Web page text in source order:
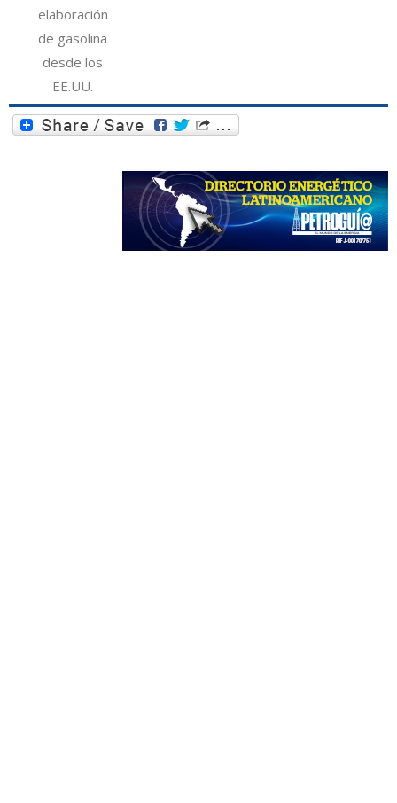
elaboración
de gasolina
desde los
EE.UU.